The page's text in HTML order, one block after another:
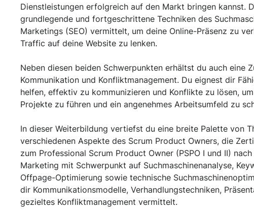
Dienstleistungen erfolgreich auf den Markt bringen kannst.
grundlegende und fortgeschrittene Techniken des
Marketings (SEO) vermittelt, um deine Online-Präsenz zu
Traffic auf deine Website zu lenken.
Neben diesen beiden Schwerpunkten erhältst du auch eine
Kommunikation und Konfliktmanagement. Du eignest dir
helfen, effektiv zu kommunizieren und Konflikte zu lösen,
Projekte zu führen und ein angenehmes Arbeitsumfeld zu
In dieser Weiterbildung vertiefst du eine breite Palette von
verschiedenen Aspekte des Scrum Product Owners, die
zum Professional Scrum Product Owner (PSPO I und II)
Marketing mit Schwerpunkt auf Suchmaschinenanalyse,
Offpage-Optimierung sowie technische
dir Kommunikationsmodelle, Verhandlungstechniken,
gezieltes Konfliktmanagement vermittelt.